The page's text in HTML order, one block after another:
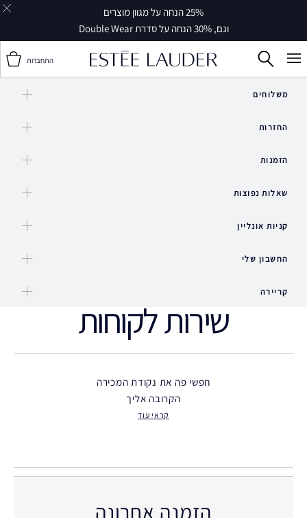
25% הנחה על מגוון מוצרים
וגם, 30% הנחה על סדרת Double Wear
התחברות
משלוחים
החזרות
הזמנות
שאלות נפוצות
קניות אונליין
החשבון שלי
קריירה
שירות לקוחות
חפשי פה את נקודת המכירה
הקרובה אליך
קראי עוד
הזמנה אחרונה